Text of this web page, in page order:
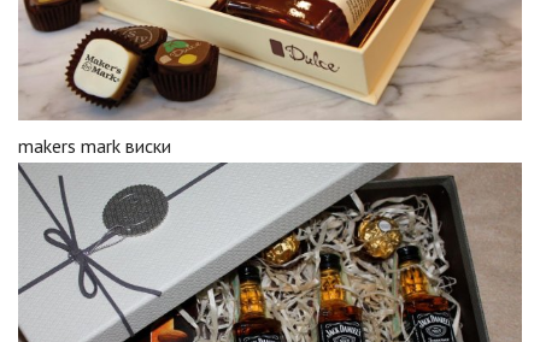
makers mark виски